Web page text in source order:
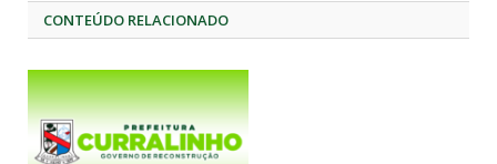
CONTEÚDO RELACIONADO